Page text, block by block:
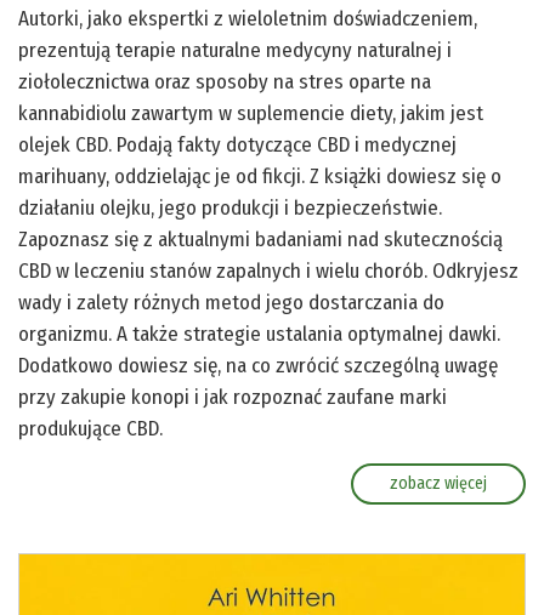
Autorki, jako ekspertki z wieloletnim doświadczeniem,
prezentują terapie naturalne medycyny naturalnej i
ziołolecznictwa oraz sposoby na stres oparte na
kannabidiolu zawartym w suplemencie diety, jakim jest
olejek CBD. Podają fakty dotyczące CBD i medycznej
marihuany, oddzielając je od fikcji. Z książki dowiesz się o
działaniu olejku, jego produkcji i bezpieczeństwie.
Zapoznasz się z aktualnymi badaniami nad skutecznością
CBD w leczeniu stanów zapalnych i wielu chorób. Odkryjesz
wady i zalety różnych metod jego dostarczania do
organizmu. A także strategie ustalania optymalnej dawki.
Dodatkowo dowiesz się, na co zwrócić szczególną uwagę
przy zakupie konopi i jak rozpoznać zaufane marki
produkujące CBD.
zobacz więcej